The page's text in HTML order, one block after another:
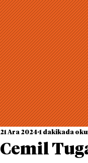
Cemil
21 Ara 2024 1 dakikada